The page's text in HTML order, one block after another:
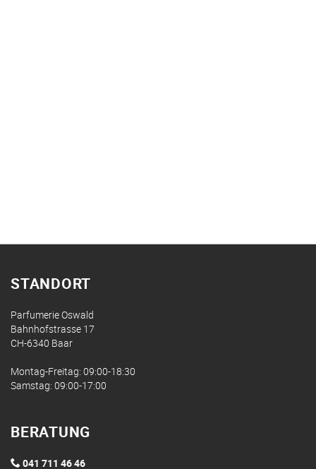
STANDORT
Parfumerie Oswald
Bahnhofstrasse 17
CH-6340 Baar
Montag-Freitag: 09:00-18:30
Samstag: 09:00-17:00
BERATUNG
041 711 46 46